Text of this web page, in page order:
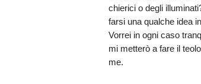
chierici o degli
farsi una qualche idea
Vorrei in ogni caso
mi metterò a fare il
me.